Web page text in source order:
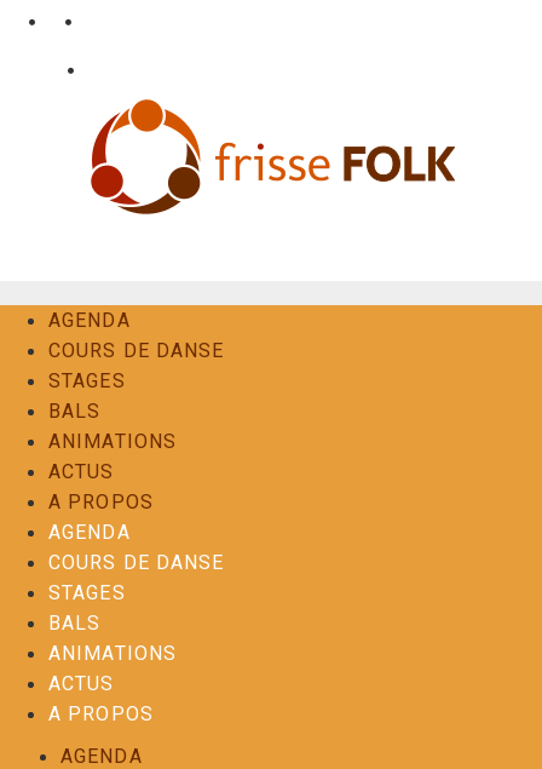
• •
•
AGENDA
COURS DE DANSE
STAGES
BALS
ANIMATIONS
ACTUS
A PROPOS
AGENDA
COURS DE DANSE
STAGES
BALS
ANIMATIONS
ACTUS
A PROPOS
AGENDA